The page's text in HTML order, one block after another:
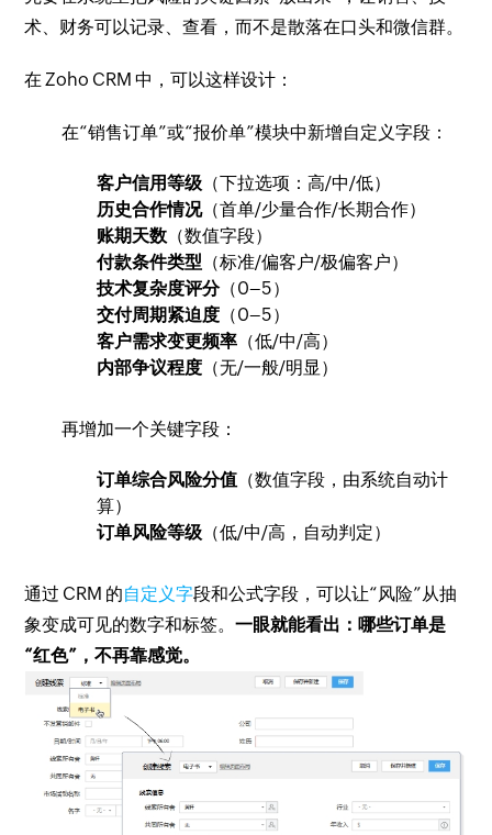
术、财务可以记录、查看，而不是散落在口头和微信群。
在 Zoho CRM 中，可以这样设计：
在“销售订单”或“报价单”模块中新增自定义字段：
客户信用等级 （下拉选项：高/中/低）
历史合作情况（首单/少量合作/长期合作）
账期天数 （数值字段）
付款条件类型 （标准/偏客户/极偏客户）
技术复杂度评分（0–5）
交付周期紧迫度 （0–5）
客户需求变更频率 （低/中/高）
内部争议程度 （无/一般/明显）
再增加一个关键字段：
订单综合风险分值 （数值字段，由系统自动计
算）
订单风险等级 （低/中/高，自动判定）
通过 CRM 的自定义字段和公式字段，可以让“风险”从抽
象变成可见的数字和标签。一眼就能看出：哪些订单是
“红色”，不再靠感觉。